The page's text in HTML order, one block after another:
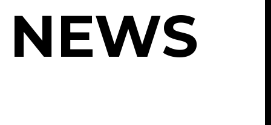
NEWS